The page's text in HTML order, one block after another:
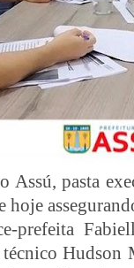
Assú, pasta
hoje
prefeita
Hudson